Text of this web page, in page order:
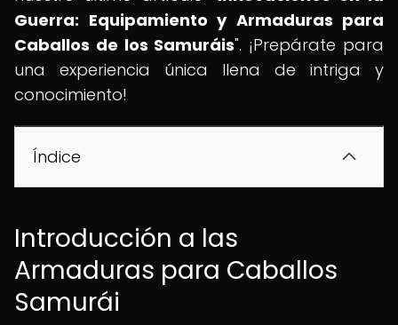
Guerra: Equipamiento y Armaduras para
Caballos de los Samuráis". ¡Prepárate para
una experiencia única llena de intriga y
conocimiento!
Índice
Introducción a las
Armaduras para Caballos
Samurái